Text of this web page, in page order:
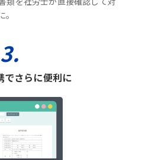
3.
でさらに便利に